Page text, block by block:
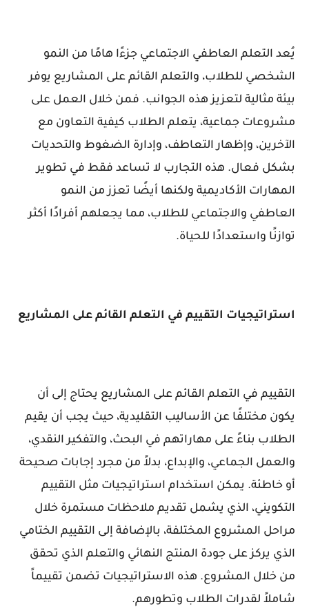
يُعد التعلم العاطفي الاجتماعي جزءًا هامًا من النمو
الشخصي للطلاب، والتعلم القائم على المشاريع يوفر
بيئة مثالية لتعزيز هذه الجوانب. فمن خلال العمل على
مشروعات جماعية، يتعلم الطلاب كيفية التعاون مع
الآخرين، وإظهار التعاطف، وإدارة الضغوط والتحديات
بشكل فعال. هذه التجارب لا تساعد فقط في تطوير
المهارات الأكاديمية ولكنها أيضًا تعزز من النمو
العاطفي والاجتماعي للطلاب، مما يجعلهم أفرادًا أكثر
توازنًا واستعدادًا للحياة.
استراتيجيات التقييم في التعلم القائم على المشاريع
التقييم في التعلم القائم على المشاريع يحتاج إلى أن
يكون مختلفًا عن الأساليب التقليدية، حيث يجب أن يقيم
الطلاب بناءً على مهاراتهم في البحث، والتفكير النقدي،
والعمل الجماعي، والإبداع، بدلاً من مجرد إجابات صحيحة
أو خاطئة. يمكن استخدام استراتيجيات مثل التقييم
التكويني، الذي يشمل تقديم ملاحظات مستمرة خلال
مراحل المشروع المختلفة، بالإضافة إلى التقييم الختامي
الذي يركز على جودة المنتج النهائي والتعلم الذي تحقق
من خلال المشروع. هذه الاستراتيجيات تضمن تقييماً
شاملاً لقدرات الطلاب وتطورهم.